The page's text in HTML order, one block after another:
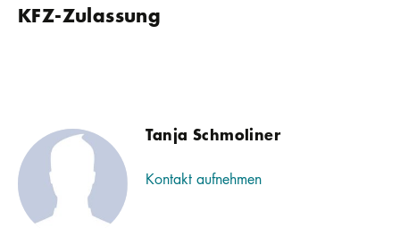
KFZ-Zulassung
Tanja Schmoliner
Kontakt aufnehmen